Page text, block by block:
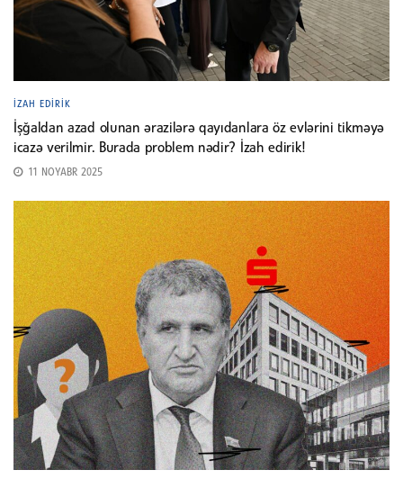
İZAH EDIRIK
İşğaldan azad olunan ərazilərə qayıdanlara öz evlərini tikməyə
icazə verilmir. Burada problem nədir? İzah edirik!
11 NOYABR 2025